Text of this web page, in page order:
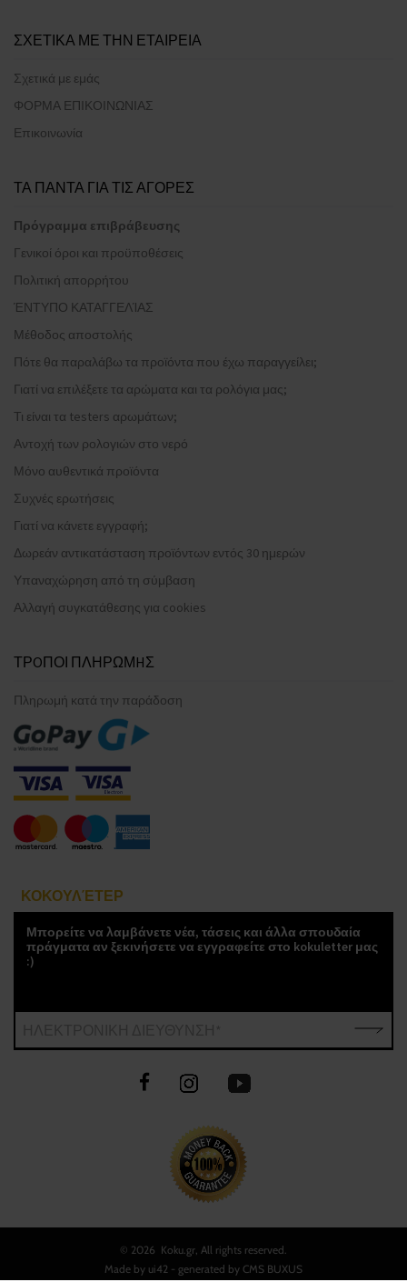
ΣΧΕΤΙΚΑ ΜΕ ΤΗΝ ΕΤΑΙΡΕΙΑ
Σχετικά με εμάς
ΦΟΡΜΑ ΕΠΙΚΟΙΝΩΝΙΑΣ
Επικοινωνία
ΤΑ ΠΑΝΤΑ ΓΙΑ ΤΙΣ ΑΓΟΡΕΣ
Πρόγραμμα επιβράβευσης
Γενικοί όροι και προϋποθέσεις
Πολιτική απορρήτου
ΈΝΤΥΠΟ ΚΑΤΑΓΓΕΛΊΑΣ
Μέθοδος αποστολής
Πότε θα παραλάβω τα προϊόντα που έχω παραγγείλει;
Γιατί να επιλέξετε τα αρώματα και τα ρολόγια μας;
Τι είναι τα testers αρωμάτων;
Αντοχή των ρολογιών στο νερό
Μόνο αυθεντικά προϊόντα
Συχνές ερωτήσεις
Γιατί να κάνετε εγγραφή;
Δωρεάν αντικατάσταση προϊόντων εντός 30 ημερών
Υπαναχώρηση από τη σύμβαση
Αλλαγή συγκατάθεσης για cookies
ΤΡOΠΟΙ ΠΛΗΡΩΜHΣ
Πληρωμή κατά την παράδοση
ΚΟΚΟΥΛΈΤΕΡ
Μπορείτε να λαμβάνετε νέα, τάσεις και άλλα σπουδαία
πράγματα αν ξεκινήσετε να εγγραφείτε στο kokuletter μας
:)
© 2026 Koku.gr, All rights reserved.
Made by ui42 - generated by CMS BUXUS